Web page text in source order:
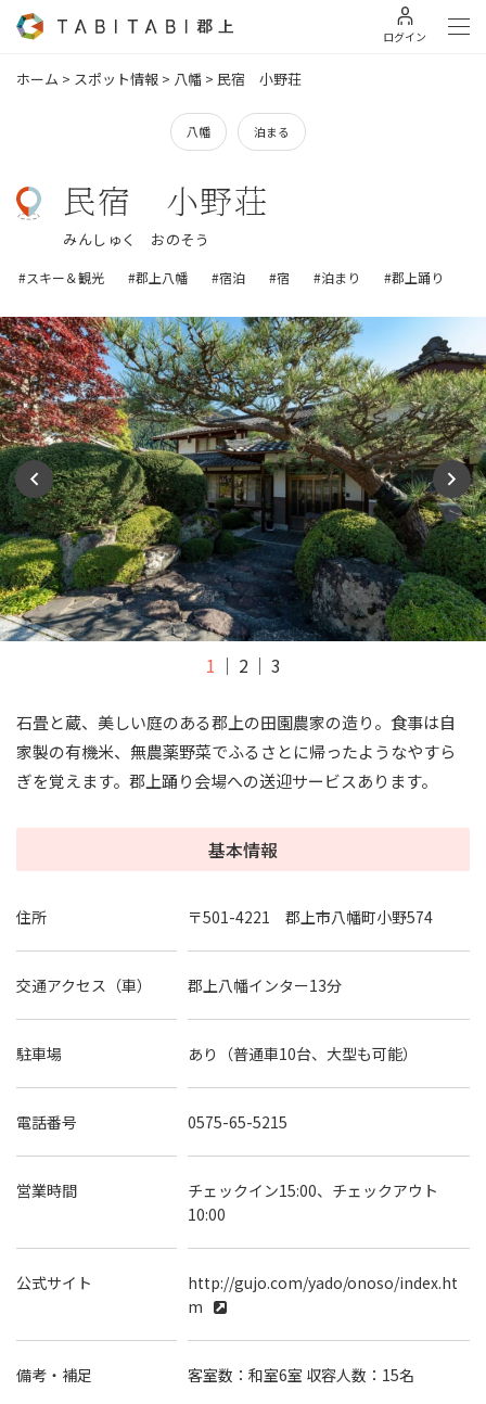
ログイン
ホーム > スポット情報 > 八幡 > 民宿 小野荘
八幡 泊まる
民宿 小野荘
みんしゅく おのそう
#スキー＆観光 #郡上八幡 #宿泊 #宿 #泊まり #郡上踊り
1 2 3
石畳と蔵、美しい庭のある郡上の田園農家の造り。食事は自
家製の有機米、無農薬野菜でふるさとに帰ったようなやすら
ぎを覚えます。郡上踊り会場への送迎サービスあります。
基本情報
住所 〒501-4221 郡上市八幡町小野574
交通アクセス（車） 郡上八幡インター13分
駐車場 あり（普通車10台、大型も可能）
電話番号 0575-65-5215
営業時間
チェックイン15:00、チェックアウト
10:00
公式サイト
http://gujo.com/yado/onoso/index.ht
m
備考・補足 客室数：和室6室 収容人数：15名